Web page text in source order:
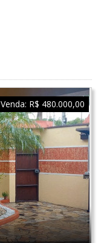
Venda: R$ 480.000,00